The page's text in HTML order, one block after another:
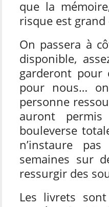
que la
risque est grand
On passera à
disponible,
garderont pour
pour nous…
personne
auront
bouleverse
n’instaure
semaines sur
ressurgir des
Les livrets